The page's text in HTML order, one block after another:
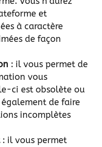
et
à caractère
de façon
: il vous permet de
vous
ci est obsolète ou
de faire
incomplètes
: il vous permet